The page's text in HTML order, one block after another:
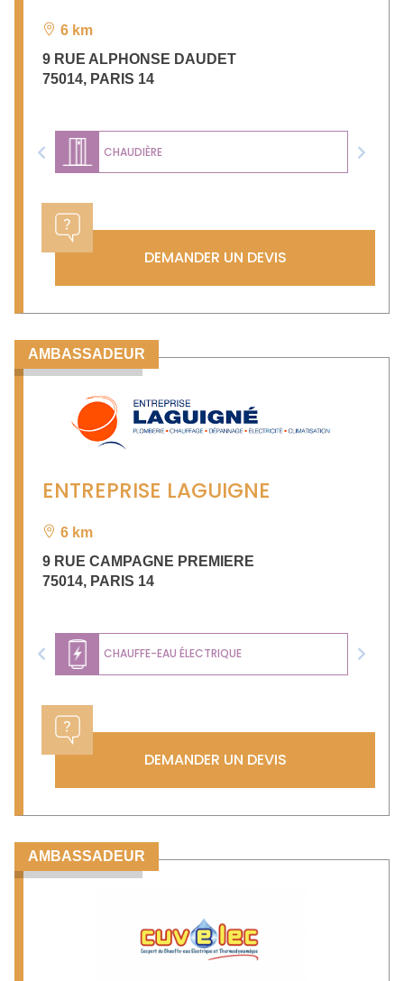
6 km
9 RUE ALPHONSE DAUDET
75014, PARIS 14
CHAUDIÈRE
Previous Next
DEMANDER UN DEVIS
AMBASSADEUR
ENTREPRISE LAGUIGNE
6 km
9 RUE CAMPAGNE PREMIERE
75014, PARIS 14
CHAUFFE-EAU ÉLECTRIQUE
Previous Next
DEMANDER UN DEVIS
AMBASSADEUR